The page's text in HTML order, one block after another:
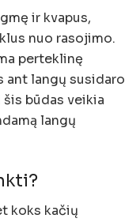
ir kvapus,
nuo rasojimo.
perteklinę
ant langų susidaro
būdas veikia
langų
koks kačių